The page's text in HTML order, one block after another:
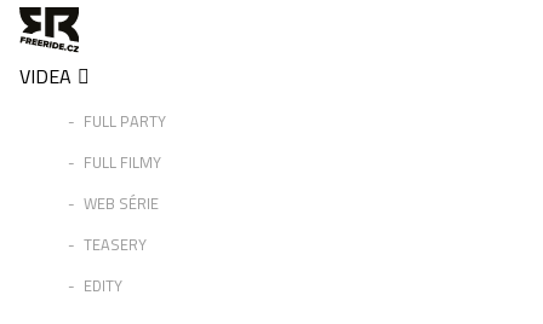
VIDEA
FULL PARTY
FULL FILMY
WEB SÉRIE
TEASERY
EDITY